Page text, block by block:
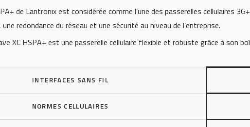
de Lantronix est considérée comme l’une des passerelles cellulaires
redondance du réseau et une sécurité au niveau de l’entreprise.
XC HSPA+ est une passerelle cellulaire flexible et robuste grâce à son
INTERFACES SANS FIL
NORMES CELLULAIRES